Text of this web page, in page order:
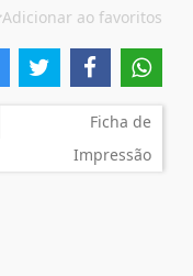
Adicionar ao favoritos
Ficha de
Impressão